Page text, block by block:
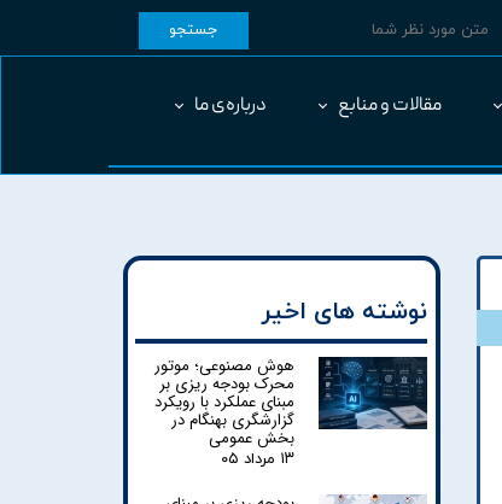
جستجو
مقالات و منابع درباره‌ی ما
نوشته های اخیر
هوش مصنوعی؛ موتور
محرک بودجه ریزی بر
مبنای عملکرد با رویکرد
گزارشگری بهنگام در
بخش عمومی
۱۳ مرداد ۰۵